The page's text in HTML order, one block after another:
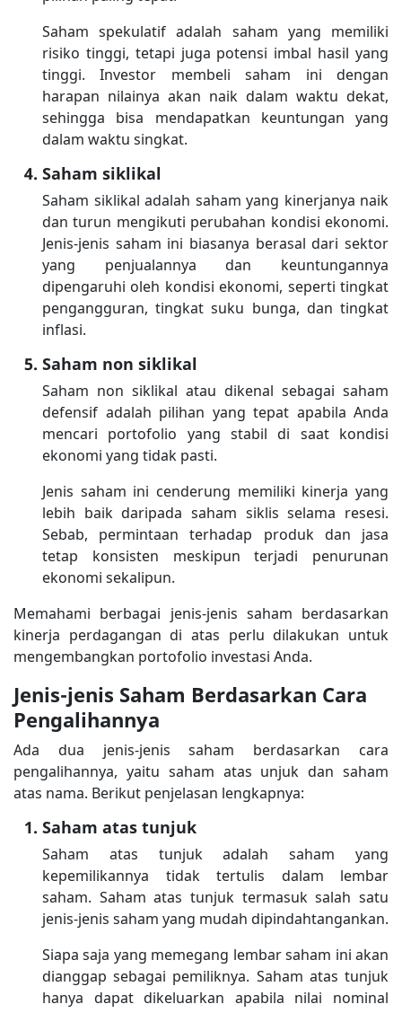
Saham spekulatif adalah saham yang memiliki
risiko tinggi, tetapi juga potensi imbal hasil yang
tinggi. Investor membeli saham ini dengan
harapan nilainya akan naik dalam waktu dekat,
sehingga bisa mendapatkan keuntungan yang
dalam waktu singkat.
Saham siklikal
Saham siklikal adalah saham yang kinerjanya naik
dan turun mengikuti perubahan kondisi ekonomi.
Jenis-jenis saham ini biasanya berasal dari sektor
yang penjualannya dan keuntungannya
dipengaruhi oleh kondisi ekonomi, seperti tingkat
pengangguran, tingkat suku bunga, dan tingkat
inflasi.
Saham non siklikal
Saham non siklikal atau dikenal sebagai saham
defensif adalah pilihan yang tepat apabila Anda
mencari portofolio yang stabil di saat kondisi
ekonomi yang tidak pasti.
Jenis saham ini cenderung memiliki kinerja yang
lebih baik daripada saham siklis selama resesi.
Sebab, permintaan terhadap produk dan jasa
tetap konsisten meskipun terjadi penurunan
ekonomi sekalipun.
Memahami berbagai jenis-jenis saham berdasarkan
kinerja perdagangan di atas perlu dilakukan untuk
mengembangkan portofolio investasi Anda.
Jenis-jenis Saham Berdasarkan Cara
Pengalihannya
Ada dua jenis-jenis saham berdasarkan cara
pengalihannya, yaitu saham atas unjuk dan saham
atas nama. Berikut penjelasan lengkapnya:
Saham atas tunjuk
Saham atas tunjuk adalah saham yang
kepemilikannya tidak tertulis dalam lembar
saham. Saham atas tunjuk termasuk salah satu
jenis-jenis saham yang mudah dipindahtangankan.
Siapa saja yang memegang lembar saham ini akan
dianggap sebagai pemiliknya. Saham atas tunjuk
hanya dapat dikeluarkan apabila nilai nominal